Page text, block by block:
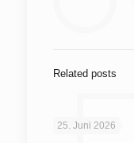
Related posts
25. Juni 2026